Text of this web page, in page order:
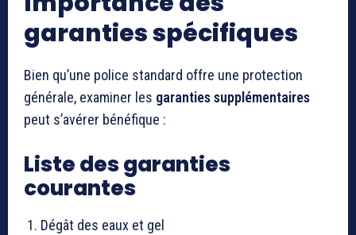
garanties spécifiques
Bien qu’une police standard offre une protection
générale, examiner les garanties supplémentaires
peut s’avérer bénéfique :
Liste des garanties
courantes
Dégât des eaux et gel